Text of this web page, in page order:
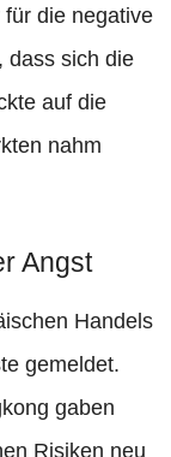
die negative
dass sich die
auf die
nahm
Angst
Handels
gemeldet.
gaben
Risiken neu